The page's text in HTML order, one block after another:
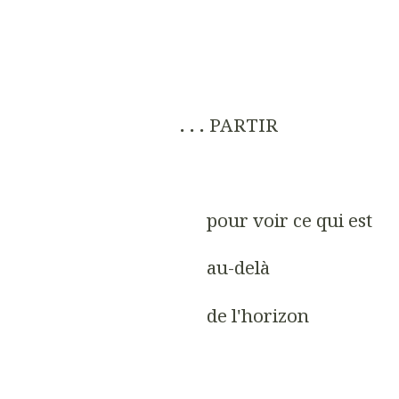
. . . PARTIR
pour voir ce qui est
au-delà
de l'horizon